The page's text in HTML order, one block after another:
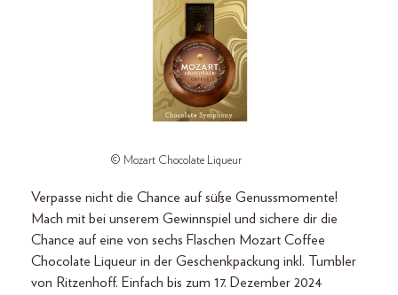
© Mozart Chocolate Liqueur
Verpasse nicht die Chance auf süße Genussmomente!
Mach mit bei unserem Gewinnspiel und sichere dir die
Chance auf eine von sechs Flaschen Mozart Coffee
Chocolate Liqueur in der Geschenkpackung inkl. Tumbler
von Ritzenhoff. Einfach bis zum 17. Dezember 2024